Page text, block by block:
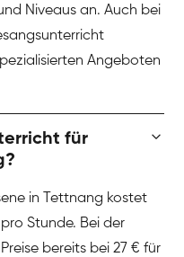
Niveaus an. Auch bei
Angeboten
für
in Tettnang kostet
Stunde. Bei der
bereits bei 27 € für